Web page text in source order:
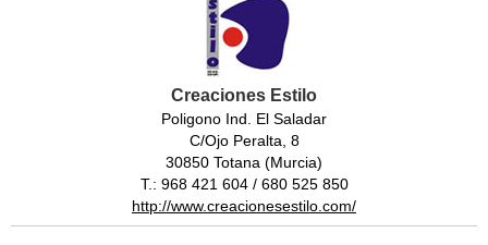
Creaciones Estilo
Poligono Ind. El Saladar
C/Ojo Peralta, 8
30850 Totana (Murcia)
T.: 968 421 604 / 680 525 850
http://www.creacionesestilo.com/